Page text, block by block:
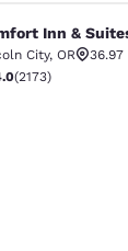
Suites
Inn &
City, OR
36.97
de 4.04
(2173)